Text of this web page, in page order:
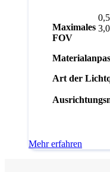
Maximales
FOV
Art der
Mehr erfahren